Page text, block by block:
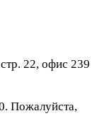
22, офис 239
Пожалуйста,